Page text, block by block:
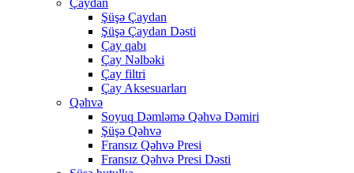
Çaydan
Şüşə Çaydan
Şüşə Çaydan Dəsti
Çay qabı
Çay Nəlbəki
Çay filtri
Çay Aksesuarları
Qəhvə
Soyuq Dəmləmə Qəhvə Dəmiri
Şüşə Qəhvə
Fransız Qəhvə Presi
Fransız Qəhvə Presi Dəsti